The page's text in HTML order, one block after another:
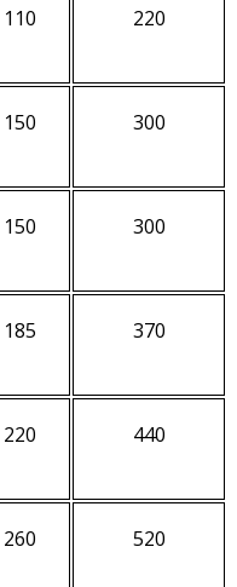
110 220
150 300
150 300
185 370
220 440
260 520